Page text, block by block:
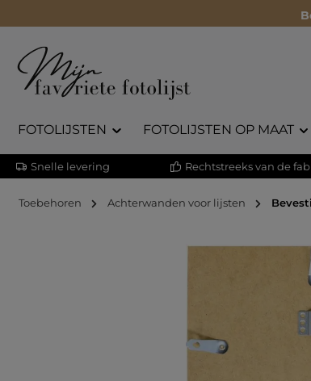
FOTOLIJSTEN FOTOLIJSTEN OP MAAT
Snelle levering Rechtstreeks van de
Toebehoren Achterwanden voor lijsten
Afbeeldingengalerij overslaan